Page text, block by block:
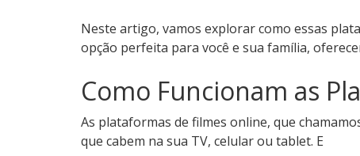
Neste artigo, vamos explorar como essas
opção perfeita para você e sua família,
Como Funcionam as
As plataformas de filmes online, que
que cabem na sua TV, celular ou tablet. E